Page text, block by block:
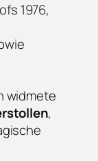
1976,
widmete
,